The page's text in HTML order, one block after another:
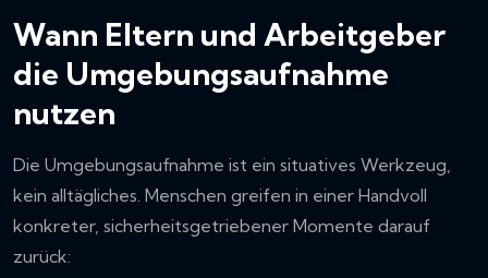
Wann Eltern und Arbeitgeber
die Umgebungsaufnahme
nutzen
Die Umgebungsaufnahme ist ein situatives Werkzeug,
kein alltägliches. Menschen greifen in einer Handvoll
konkreter, sicherheitsgetriebener Momente darauf
zurück: